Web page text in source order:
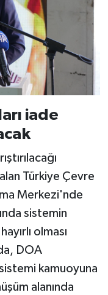
iade
Türkiye Çevre
Merkezi'nde
sistemin
olması
DOA
kamuoyuna
alanında